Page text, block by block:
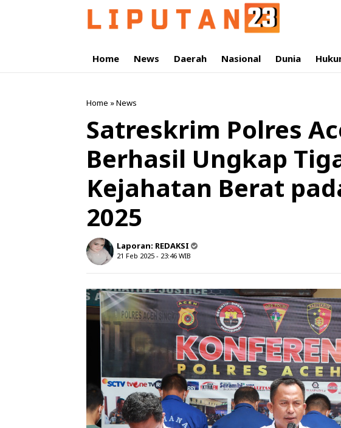
Home News Daerah Nasional Dunia
Home »News
Satreskrim Polres
Berhasil Ungkap
Kejahatan Berat
2025
Laporan: REDAKSI
21 Feb 2025 - 23:46 WIB